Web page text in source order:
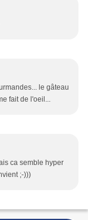
le gâteau
fait de l'oeil...
ca semble hyper
;-)))